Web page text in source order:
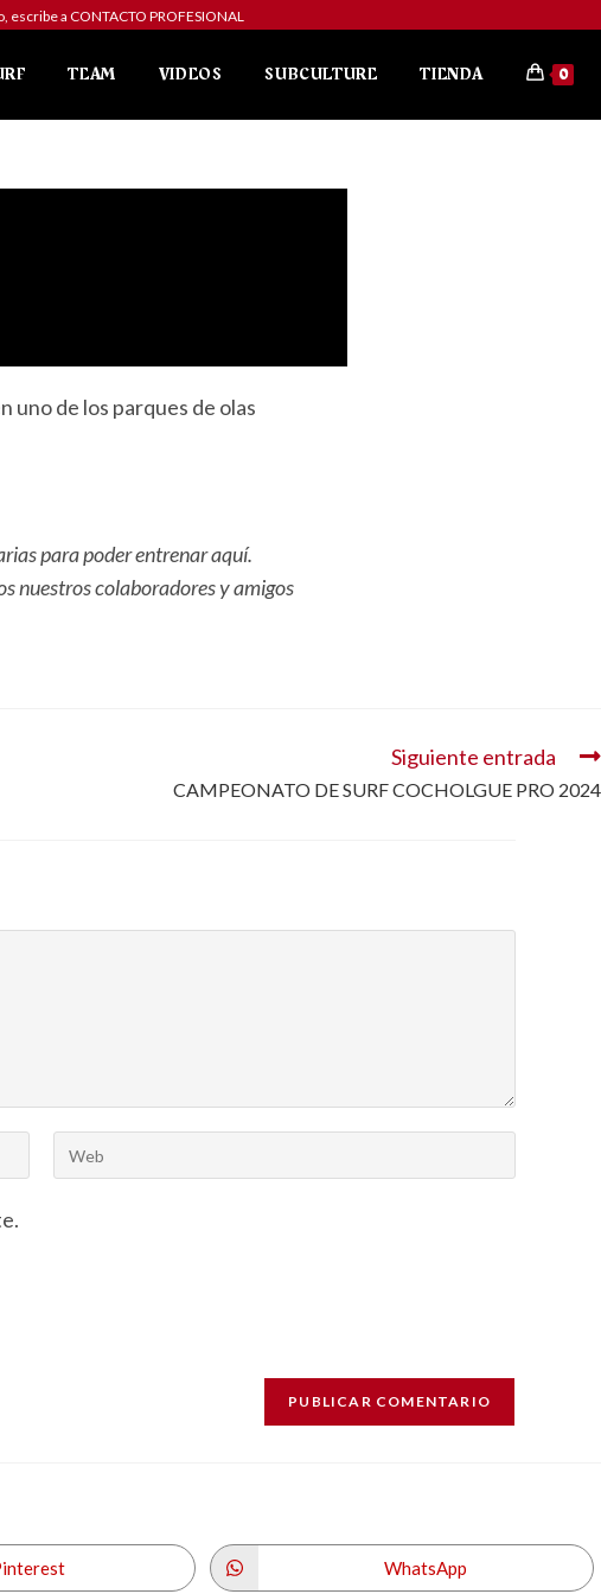
a CONTACTO PROFESIONAL
TEAM VIDEOS SUBCULTURE TIENDA 0
uno de los parques de olas
para poder entrenar aquí.
nuestros colaboradores y amigos
Siguiente entrada
CAMPEONATO DE SURF COCHOLGUE PRO 2024
WhatsApp